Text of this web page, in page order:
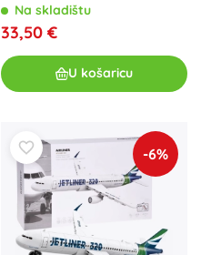
Na skladištu
33,50 €
U košaricu
-6%